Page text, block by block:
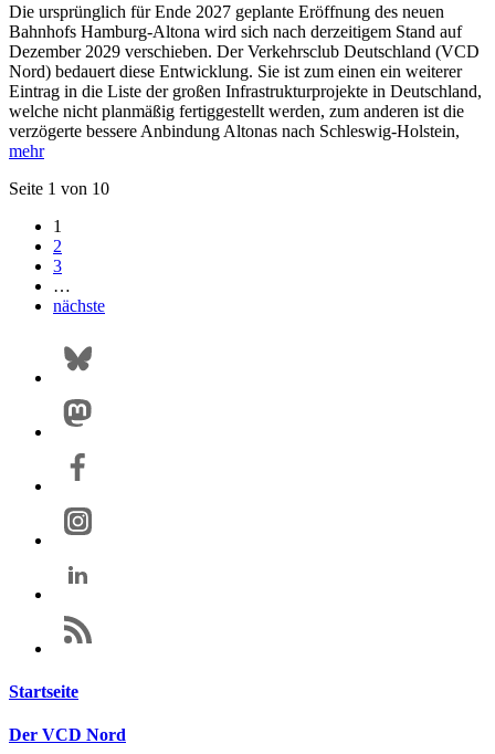
Die ursprünglich für Ende 2027 geplante Eröffnung des neuen
Bahnhofs Hamburg-Altona wird sich nach derzeitigem Stand auf
Dezember 2029 verschieben. Der Verkehrsclub Deutschland (VCD
Nord) bedauert diese Entwicklung. Sie ist zum einen ein weiterer
Eintrag in die Liste der großen Infrastrukturprojekte in Deutschland,
welche nicht planmäßig fertiggestellt werden, zum anderen ist die
verzögerte bessere Anbindung Altonas nach Schleswig-Holstein,
mehr
Seite 1 von 10
1
2
3
…
nächste
Startseite
Der VCD Nord